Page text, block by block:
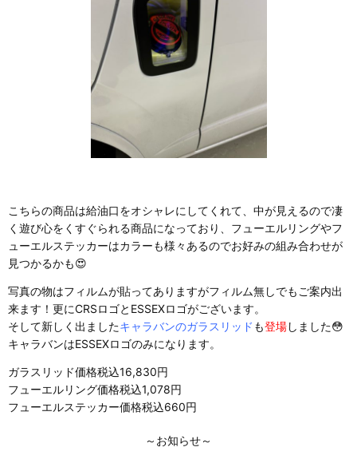
こちらの商品は給油口をオシャレにしてくれて、中が見えるので凄
く遊び心をくすぐられる商品になっており、フューエルリングやフ
ューエルステッカーはカラーも様々あるのでお好みの組み合わせが
見つかるかも😍
写真の物はフィルムが貼ってありますがフィルム無しでもご案内出
来ます！更にCRSロゴとESSEXロゴがございます。
そして新しく出ましたキャラバンのガラスリッド も登場しました😳
キャラバンはESSEXロゴのみになります。
ガラスリッド価格税込16,830円
フューエルリング価格税込1,078円
フューエルステッカー価格税込660円
～お知らせ～